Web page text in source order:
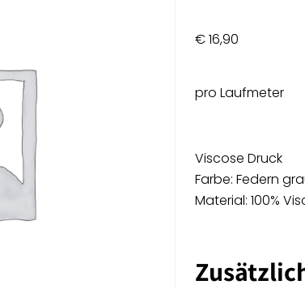
€16,90
pro Laufmeter
Viscose Druck
Farbe: Federn
Material: 100%